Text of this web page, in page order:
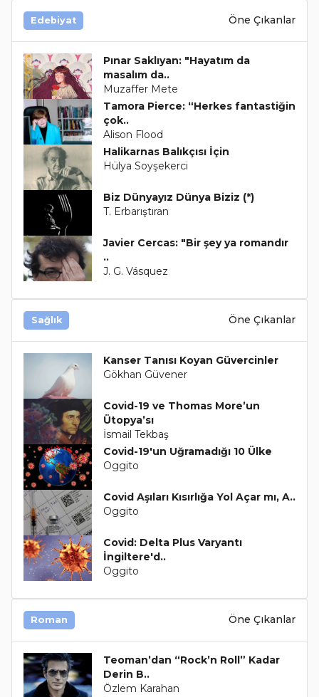
Edebiyat Öne Çıkanlar
Pınar Saklıyan: "Hayatım da
masalım da..
Muzaffer Mete
Tamora Pierce: “Herkes fantastiğin
çok..
Alison Flood
Halikarnas Balıkçısı İçin
Hülya Soyşekerci
Biz Dünyayız Dünya Biziz (*)
T. Erbarıştıran
Javier Cercas: "Bir şey ya romandır
..
J. G. Vásquez
Sağlık Öne Çıkanlar
Kanser Tanısı Koyan Güvercinler
Gökhan Güvener
Covid-19 ve Thomas More’un
Ütopya’sı
İsmail Tekbaş
Covid-19'un Uğramadığı 10 Ülke
Oggito
Covid Aşıları Kısırlığa Yol Açar mı, A..
Oggito
Covid: Delta Plus Varyantı
İngiltere'd..
Oggito
Roman Öne Çıkanlar
Teoman’dan “Rock’n Roll” Kadar
Derin B..
Özlem Karahan